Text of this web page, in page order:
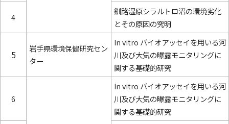
4
釧路湿原シラルトロ沼の環境劣化
とその原因の究明
5
岩手県環境保健研究セン
ター
In vitro バイオアッセイを用いる河
川及び大気の曝露モニタリングに
関する基礎的研究
6
In vitro バイオアッセイを用いる河
川及び大気の曝露モニタリングに
関する基礎的研究